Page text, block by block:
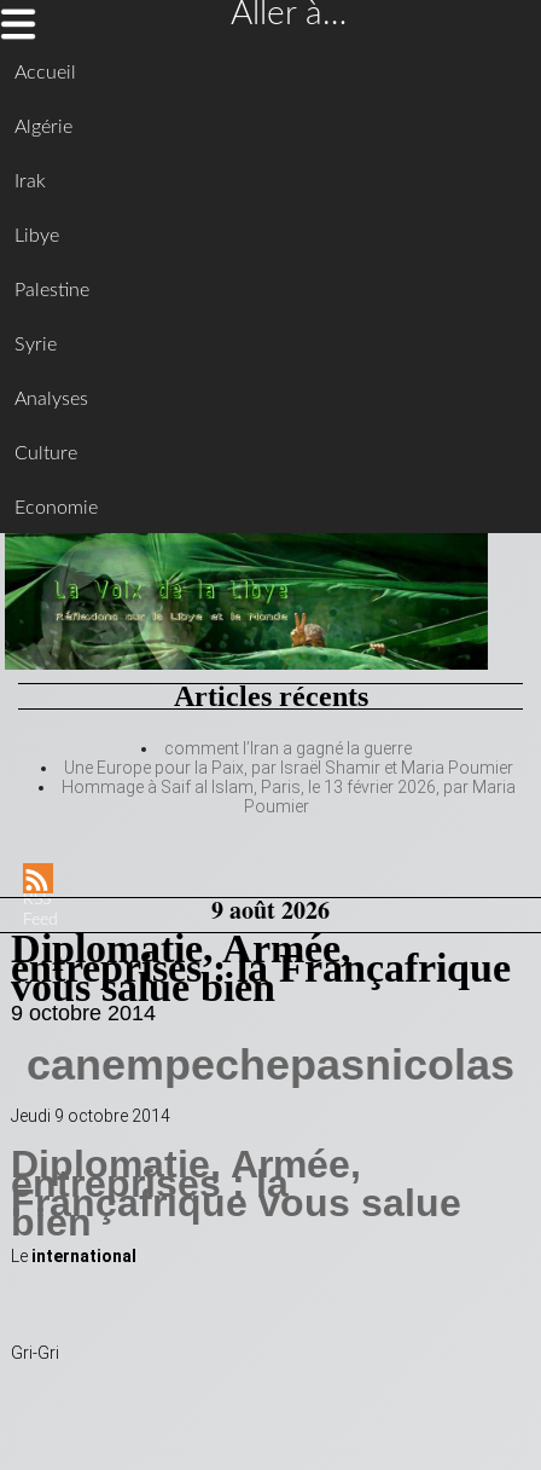
Aller à…
Accueil
Algérie
Irak
Libye
Palestine
Syrie
Analyses
Culture
Economie
Articles récents
comment l’Iran a gagné la guerre
Une Europe pour la Paix, par Israël Shamir et Maria Poumier
Hommage à Saif al Islam, Paris, le 13 février 2026, par Maria
Poumier
RSS
Feed
9 août 2026
Diplomatie, Armée,
entreprises : la Françafrique
vous salue bien
9 octobre 2014
canempechepasnicolas
Jeudi 9 octobre 2014
Diplomatie, Armée,
entreprises : la
Françafrique vous salue
bien
Le international
Gri-Gri